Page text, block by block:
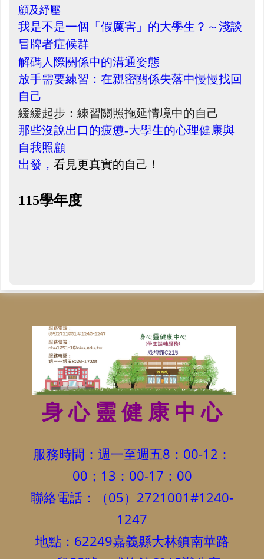
顧及紓壓
我是不是一個「假厲害」的大學生？～淺談
冒牌者症候群
解碼人際關係中的溝通姿態
放手需要練習：在親密關係失落中慢慢找回
自己
緩緩起步：練習關照拖延情境中的自己
那些沒說出口的疲憊-大學生的心理健康與
自我照顧
出發， 看見更真實的自己！
115學年度
身 心 靈 健 康 中 心
服務時間：週一至週五8：00-12：
00；13：00-17：00
聯絡電話：（05）2721001#1240-
1247
地點：62249嘉義縣大林鎮南華路